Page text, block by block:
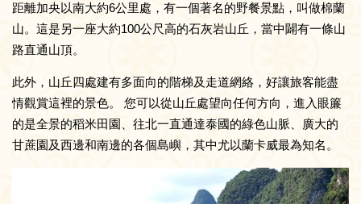
距離加央以南大約6公里處，有一個著名的野餐景點，叫做棉蘭
山。這是另一座大約100公尺高的石灰岩山丘，當中闢有一條山
路直通山頂。
此外，山丘四處建有多面向的階梯及走道網絡，好讓旅客能盡
情觀賞這裡的景色。 您可以從山丘處望向任何方向，進入眼簾
的是全景的稻米田園、往北一直通達泰國的綠色山脈、廣大的
甘蔗園及西邊和南邊的各個島嶼，其中尤以蘭卡威最為知名。